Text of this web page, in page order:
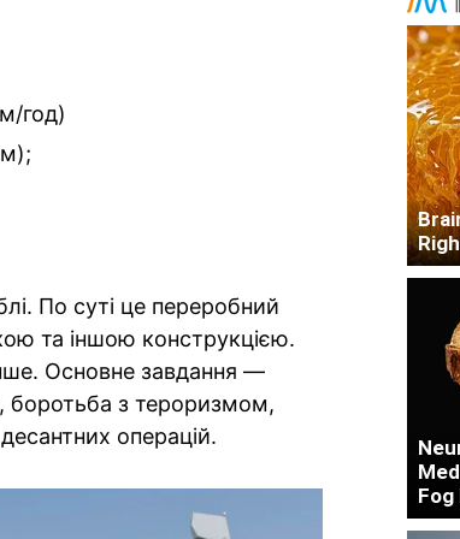
год)
По суті це переробний
та іншою конструкцією.
Основне завдання —
боротьба з тероризмом,
операцій.
Fog